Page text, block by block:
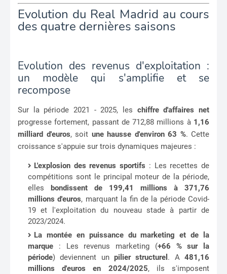
Evolution du Real Madrid au cours
des quatre dernières saisons
Evolution des revenus d'exploitation :
un modèle qui s'amplifie et se
recompose
Sur la période 2021 - 2025, les chiffre d'affaires net
progresse fortement, passant de 712,88 millions à 1,16
milliard d'euros, soit une hausse d'environ 63 %. Cette
croissance s'appuie sur trois dynamiques majeures :
L'explosion des revenus sportifs : Les recettes de
compétitions sont le principal moteur de la période,
elles bondissent de 199,41 millions à 371,76
millions d'euros, marquant la fin de la période Covid-
19 et l'exploitation du nouveau stade à partir de
2023/2024.
La montée en puissance du marketing et de la
marque : Les revenus marketing (+66 % sur la
période) deviennent un pilier structurel . A481,16
millions d'euros en 2024/2025, ils s'imposent